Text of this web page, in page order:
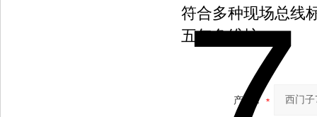
符合多种现场总线
五年免维护
产品：